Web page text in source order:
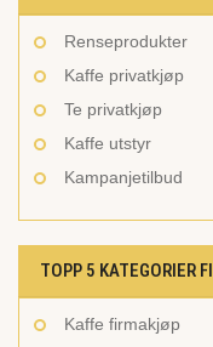
Renseprodukter
Kaffe privatkjøp
Te privatkjøp
Kaffe utstyr
Kampanjetilbud
TOPP 5 KATEGORIER
Kaffe firmakjøp